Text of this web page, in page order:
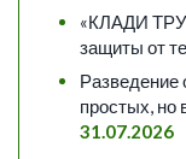
«КЛАДИ
защиты от
Разведение
простых, но
31.07.2026